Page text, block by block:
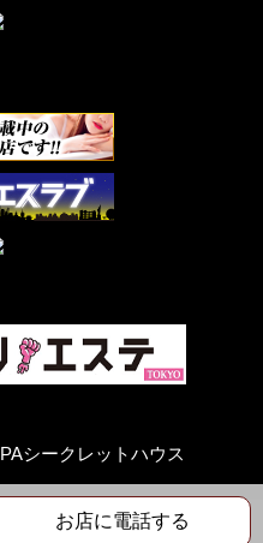
シークレットハウス
お店に電話する